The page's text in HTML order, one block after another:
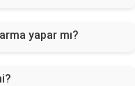
yapar mı?